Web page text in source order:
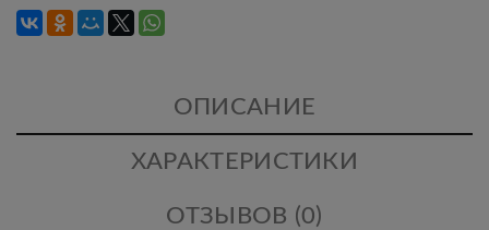
ОПИСАНИЕ
ХАРАКТЕРИСТИКИ
ОТЗЫВОВ (0)